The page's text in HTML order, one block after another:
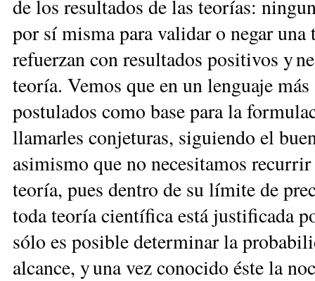
de los resultados de las teorías:
por sí misma para validar o negar
refuerzan con resultados positivos y
teoría. Vemos que en un lenguaje
postulados como base ­para la
llamarles conjeturas, siguiendo el
asimismo que no necesitamos
teoría, pues dentro de su límite de
toda ­teoría científica está justificada
sólo es posible determinar la
alcance, y una vez conocido éste la